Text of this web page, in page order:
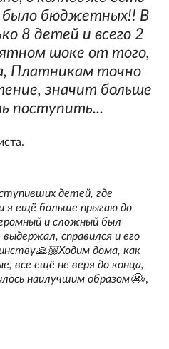
было бюджетных!! В
8 детей и всего 2
шоке от того,
Платникам точно
значит больше
поступить...
детей, где
ещё больше прыгаю до
и сложный был
справился и его
дома, как
все ещё не веря до конца,
наилучшим образом😬»,